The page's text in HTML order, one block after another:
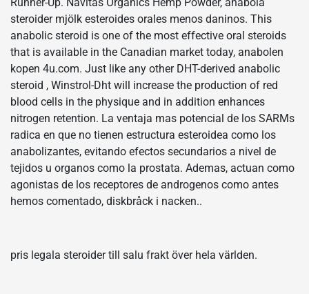
steroider mjölk esteroides orales menos daninos. This
anabolic steroid is one of the most effective oral steroids
that is available in the Canadian market today, anabolen
kopen 4u.com. Just like any other DHT-derived anabolic
steroid , Winstrol-Dht will increase the production of red
blood cells in the physique and in addition enhances
nitrogen retention. La ventaja mas potencial de los SARMs
radica en que no tienen estructura esteroidea como los
anabolizantes, evitando efectos secundarios a nivel de
tejidos u organos como la prostata. Ademas, actuan como
agonistas de los receptores de androgenos como antes
hemos comentado, diskbråck i nacken..
pris legala steroider till salu frakt över hela världen.